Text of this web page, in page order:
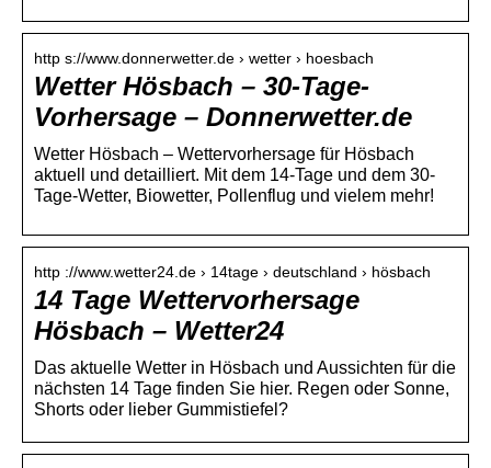
http s://www.donnerwetter.de › wetter › hoesbach
Wetter Hösbach – 30-Tage-
Vorhersage – Donnerwetter.de
Wetter Hösbach – Wettervorhersage für Hösbach
aktuell und detailliert. Mit dem 14-Tage und dem 30-
Tage-Wetter, Biowetter, Pollenflug und vielem mehr!
http ://www.wetter24.de › 14tage › deutschland › hösbach
14 Tage Wettervorhersage
Hösbach – Wetter24
Das aktuelle Wetter in Hösbach und Aussichten für die
nächsten 14 Tage finden Sie hier. Regen oder Sonne,
Shorts oder lieber Gummistiefel?